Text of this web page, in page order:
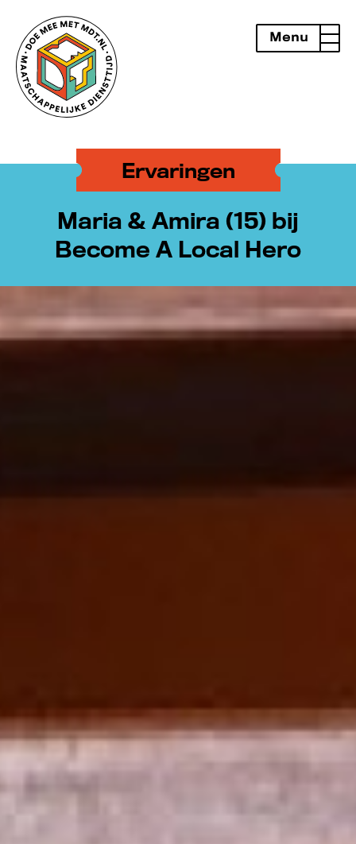
Menu
openen
Ervaringen
Maria & Amira (15) bij
Become A Local Hero